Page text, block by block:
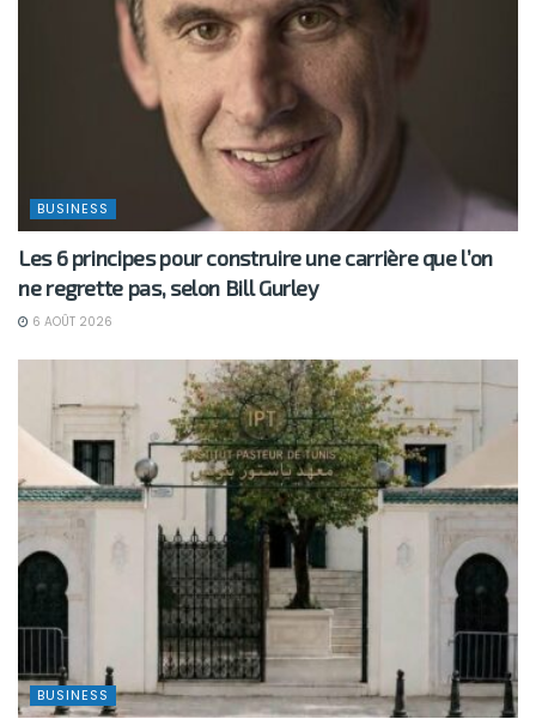
BUSINESS
Les 6 principes pour construire une carrière que l’on
ne regrette pas, selon Bill Gurley
6 AOÛT 2026
BUSINESS